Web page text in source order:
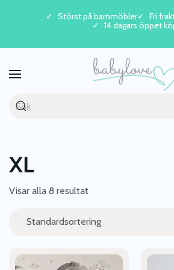
Skip to main content
Störst på barnmöbler
Fri
14 dagars öppet
XL
Visar alla 8 resultat
Den
här
Den